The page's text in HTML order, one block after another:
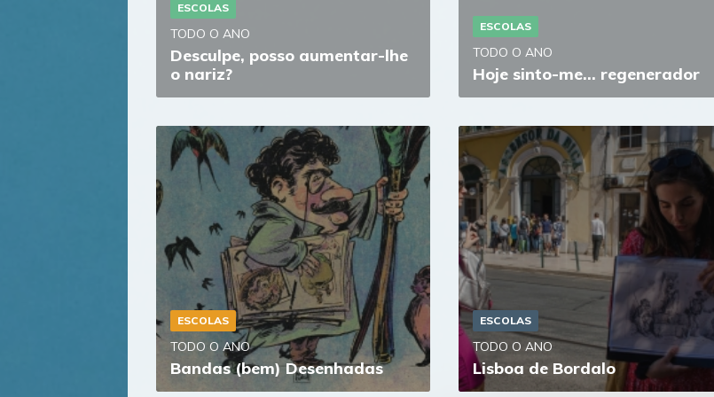
ESCOLAS
TODO O ANO
Desculpe, posso aumentar-lhe
o nariz?
ESCOLAS
TODO O ANO
Hoje sinto-me… regenerador
ESCOLAS
TODO O ANO
Bandas (bem) Desenhadas
ESCOLAS
TODO O ANO
Lisboa de Bordalo